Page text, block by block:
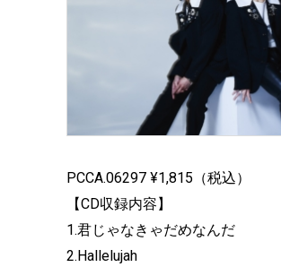
PCCA.06297 ¥1,815（税込）
【CD収録内容】
1.君じゃなきゃだめなんだ
2.Hallelujah